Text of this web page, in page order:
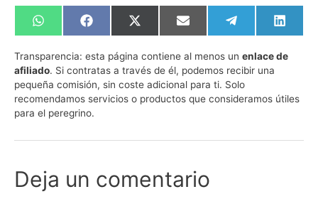
Compartir
en
WhatsApp
Compartir
en
Facebook
Compartir
en
X
(Twitter)
Compartir
en
Email
Compartir
en
Telegram
en
Transparencia: esta página contiene al menos un enlace de
afiliado. Si contratas a través de él, podemos recibir una
pequeña comisión, sin coste adicional para ti. Solo
recomendamos servicios o productos que consideramos útiles
para el peregrino.
Deja un comentario